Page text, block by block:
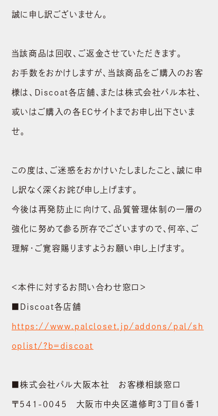
誠に申し訳ございません。
当該商品は回収、ご返金させていただきます。
お手数をおかけしますが、当該商品をご購入のお客
様は、Discoat各店舗、または株式会社パル本社、
或いはご購入の各ECサイトまでお申し出下さいま
せ。
この度は、ご迷惑をおかけいたしましたこと、誠に申
し訳なく深くお詫び申し上げます。
今後は再発防止に向けて、品質管理体制の一層の
強化に努めて参る所存でございますので、何卒、ご
理解・ご寛容賜りますようお願い申し上げます。
＜本件に対するお問い合わせ窓口＞
■Discoat各店舗
https://www.palcloset.jp/addons/pal/sh
oplist/?b=discoat
■株式会社パル大阪本社 お客様相談窓口
〒541-0045 大阪市中央区道修町3丁目6番1